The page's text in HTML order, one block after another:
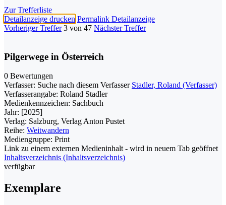
Zur Trefferliste
Detailanzeige drucken Permalink Detailanzeige
Vorheriger Treffer 3 von 47 Nächster Treffer
Pilgerwege in Österreich
0 Bewertungen
Verfasser: Suche nach diesem Verfasser Stadler, Roland (Verfasser)
Verfasserangabe: Roland Stadler
Medienkennzeichen: Sachbuch
Jahr: [2025]
Verlag: Salzburg, Verlag Anton Pustet
Reihe: Weitwandern
Mediengruppe: Print
Link zu einem externen Medieninhalt - wird in neuem Tab geöffnet
Inhaltsverzeichnis (Inhaltsverzeichnis)
verfügbar
Exemplare